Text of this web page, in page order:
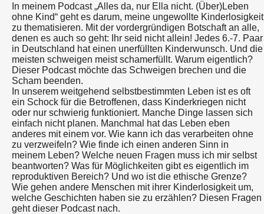
In meinem Podcast „Alles da, nur Ella nicht. (Über)Leben
ohne Kind“ geht es darum, meine ungewollte Kinderlosigkeit
zu thematisieren. Mit der vordergründigen Botschaft an alle,
denen es auch so geht: Ihr seid nicht allein! Jedes 6.-7. Paar
in Deutschland hat einen unerfüllten Kinderwunsch. Und die
meisten schweigen meist schamerfüllt. Warum eigentlich?
Dieser Podcast möchte das Schweigen brechen und die
Scham beenden.
In unserem weitgehend selbstbestimmten Leben ist es oft
ein Schock für die Betroffenen, dass Kinderkriegen nicht
oder nur schwierig funktioniert. Manche Dinge lassen sich
einfach nicht planen. Manchmal hat das Leben eben
anderes mit einem vor. Wie kann ich das verarbeiten ohne
zu verzweifeln? Wie finde ich einen anderen Sinn in
meinem Leben? Welche neuen Fragen muss ich mir selbst
beantworten? Was für Möglichkeiten gibt es eigentlich im
reproduktiven Bereich? Und wo ist die ethische Grenze?
Wie gehen andere Menschen mit ihrer Kinderlosigkeit um,
welche Geschichten haben sie zu erzählen? Diesen Fragen
geht dieser Podcast nach.